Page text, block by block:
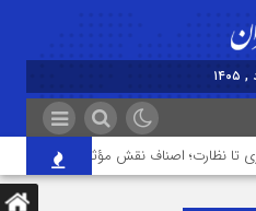
تا نظارت؛ اصناف نقش مؤثرتری در بازار